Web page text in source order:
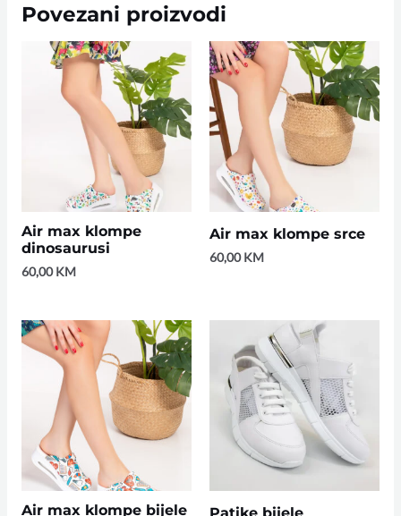
Povezani proizvodi
Air max klompe
dinosaurusi
60,00KM
Air max klompe srce
60,00KM
Air max klompe bijele